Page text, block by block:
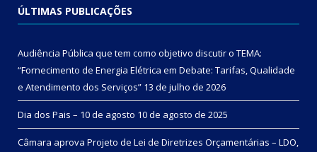
ÚLTIMAS PUBLICAÇÕES
Audiência Pública que tem como objetivo discutir o TEMA:
“Fornecimento de Energia Elétrica em Debate: Tarifas, Qualidade
e Atendimento dos Serviços” 13 de julho de 2026
Dia dos Pais – 10 de agosto 10 de agosto de 2025
Câmara aprova Projeto de Lei de Diretrizes Orçamentárias – LDO,